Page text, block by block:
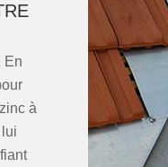
En
à